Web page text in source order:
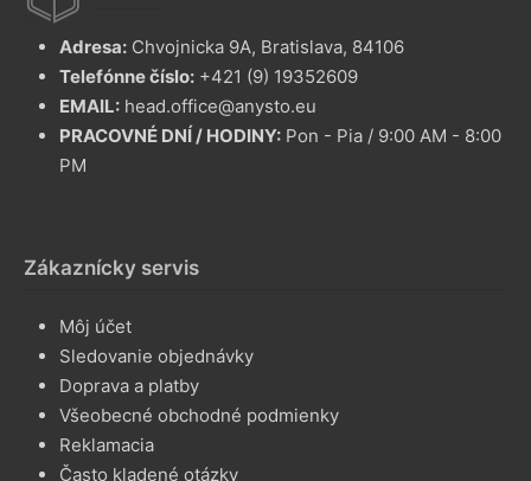
Adresa: Chvojnicka 9A, Bratislava, 84106
Telefónne číslo: +421 (9) 19352609
EMAIL: head.office@anysto.eu
PRACOVNÉ DNÍ / HODINY: Pon - Pia / 9:00 AM - 8:00
PM
Zákaznícky servis
Môj účet
Sledovanie objednávky
Doprava a platby
Všeobecné obchodné podmienky
Reklamacia
Často kladené otázky